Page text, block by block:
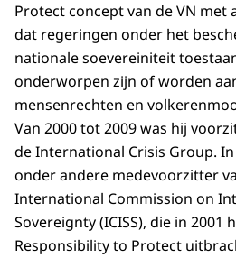
Protect concept van de VN met
dat regeringen onder het
nationale soevereiniteit
onderworpen zijn of worden
mensenrechten en
Van 2000 tot 2009 was hij
de International Crisis Group.
onder andere medevoorzitter
International Commission on
Sovereignty (ICISS), die in 2001
Responsibility to Protect